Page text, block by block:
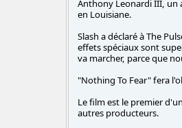
Anthony Leonardi III, un
en Louisiane.
Slash a déclaré à The
effets spéciaux sont
va marcher, parce que
"Nothing To Fear" fera
Le film est le premier
autres producteurs.